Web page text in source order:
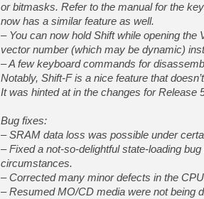
or bitmasks. Refer to the manual for the
now has a similar feature as well.
– You can now hold Shift while opening
vector number (which may be dynamic)
– A few keyboard commands for
Notably, Shift-F is a nice feature that
It was hinted at in the changes for Release
Bug fixes:
– SRAM data loss was possible under
– Fixed a not-so-delightful state-loading
circumstances.
– Corrected many minor defects in the
– Resumed MO/CD media were not being